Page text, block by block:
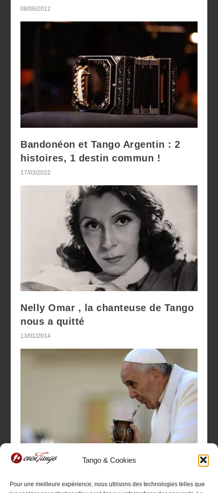
Tango & Cookies
Pour une meilleure expérience, nous utilisons des technologies telles que
08/06/2012
Bandonéon et Tango Argentin : 2
histoires, 1 destin commun !
17/03/2022
Nelly Omar , la chanteuse de Tango
nous a quitté
13/01/2014
Rapports entre Église et Tango